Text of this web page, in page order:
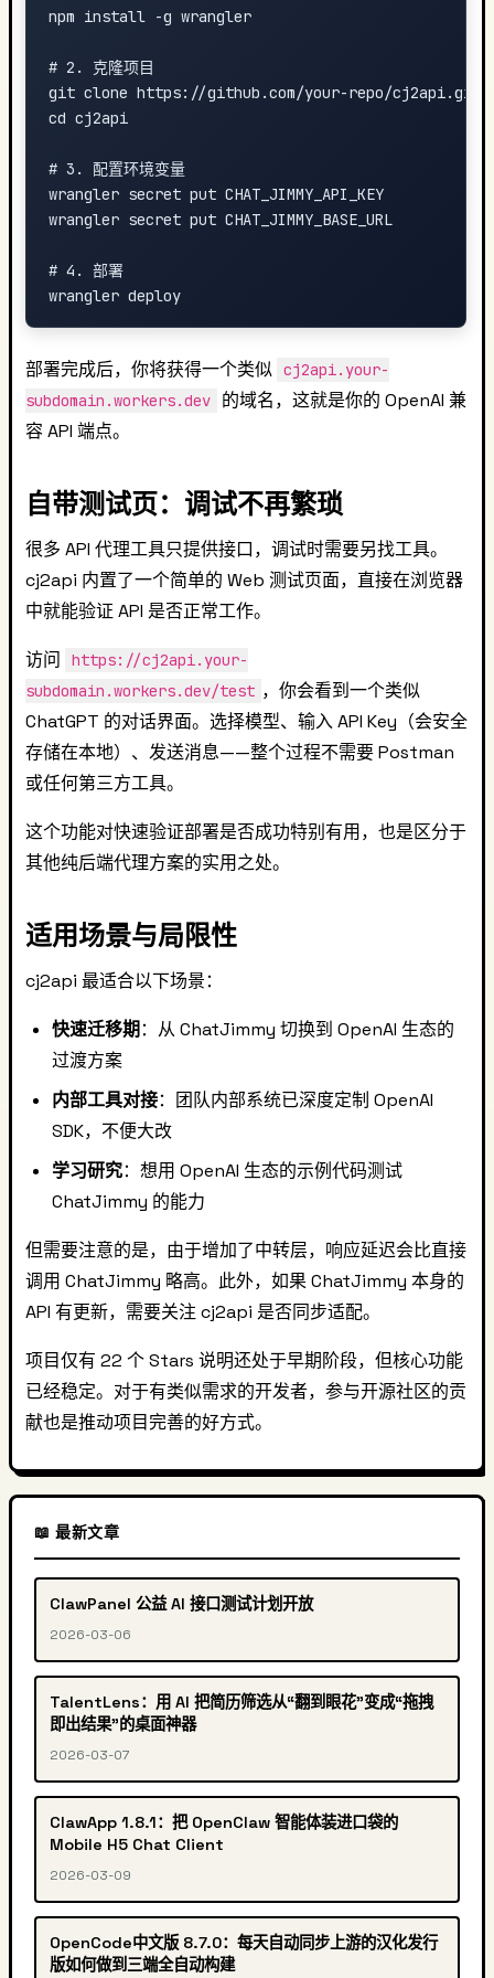
npm install -g wrangler
# 2. 克隆项目
git clone https://github.com/your-repo/cj2api.git
cd cj2api
# 3. 配置环境变量
wrangler secret put CHAT_JIMMY_API_KEY
wrangler secret put CHAT_JIMMY_BASE_URL
# 4. 部署
部署完成后，你将获得一个类似 cj2api.your-
subdomain.workers.dev
的域名，这就是你的 OpenAI 兼
容 API 端点。
自带测试页：调试不再繁琐
很多 API 代理工具只提供接口，调试时需要另找工具。
cj2api 内置了一个简单的 Web 测试页面，直接在浏览器
中就能验证 API 是否正常工作。
访问
https://cj2api.your-
subdomain.workers.dev/test ，你会看到一个类似
ChatGPT 的对话界面。选择模型、输入 API Key（会安全
存储在本地）、发送消息——整个过程不需要 Postman
或任何第三方工具。
这个功能对快速验证部署是否成功特别有用，也是区分于
其他纯后端代理方案的实用之处。
适用场景与局限性
cj2api 最适合以下场景：
快速迁移期 ：从 ChatJimmy 切换到 OpenAI 生态的
过渡方案
内部工具对接：团队内部系统已深度定制 OpenAI
SDK，不便大改
学习研究：想用 OpenAI 生态的示例代码测试
ChatJimmy 的能力
但需要注意的是，由于增加了中转层，响应延迟会比直接
调用 ChatJimmy 略高。此外，如果 ChatJimmy 本身的
API 有更新，需要关注 cj2api 是否同步适配。
项目仅有 22 个 Stars 说明还处于早期阶段，但核心功能
已经稳定。对于有类似需求的开发者，参与开源社区的贡
献也是推动项目完善的好方式。
📖 最新文章
ClawPanel 公益 AI 接口测试计划开放
2026-03-06
TalentLens：用 AI 把简历筛选从“翻到眼花”变成“拖拽
即出结果”的桌面神器
2026-03-07
ClawApp 1.8.1：把 OpenClaw 智能体装进口袋的
Mobile H5 Chat Client
2026-03-09
OpenCode中文版 8.7.0：每天自动同步上游的汉化发行
版如何做到三端全自动构建